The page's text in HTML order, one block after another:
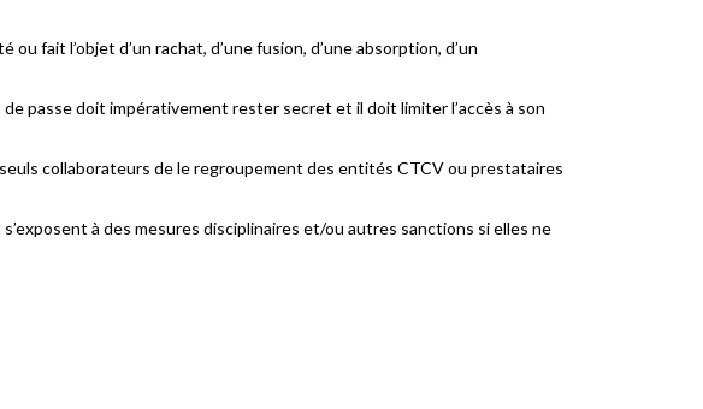
fait l’objet d’un rachat, d’une fusion, d’une absorption, d’un
passe doit impérativement rester secret et il doit limiter l’accès à son
collaborateurs de le regroupement des entités CTCV ou prestataires
à des mesures disciplinaires et/ou autres sanctions si elles ne